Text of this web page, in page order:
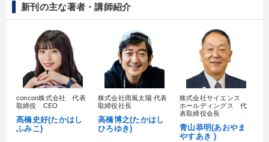
新刊の主な著者・講師紹介
concon株式会社 代表
取締役 CEO
髙橋史好(たかはし
ふみこ)
株式会社雨風太陽 代表
取締役社長
高橋博之(たかはし
ひろゆき)
株式会社サイエンス
ホールディングス 代
表取締役会長
青山恭明(あおやま
やすあき )